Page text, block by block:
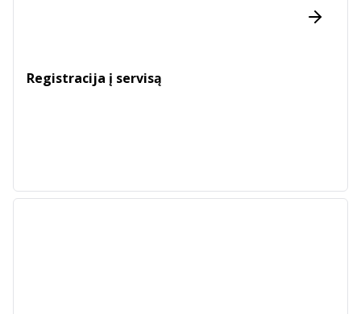
Registracija į servisą